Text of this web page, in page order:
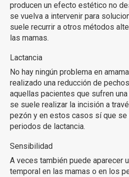
producen un efecto estético no
se vuelva a intervenir para
suele recurrir a otros métodos
las mamas.
Lactancia
No hay ningún problema en
realizado una reducción de
aquellas pacientes que sufren
se suele realizar la incisión a
pezón y en estos casos sí que se
periodos de lactancia.
Sensibilidad
A veces también puede aparecer
temporal en las mamas o en los